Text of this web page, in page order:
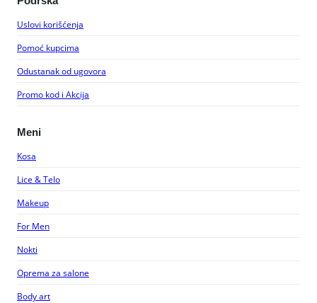
Uslovi korišćenja
Pomoć kupcima
Odustanak od ugovora
Promo kod i Akcija
Meni
Kosa
Lice & Telo
Makeup
For Men
Nokti
Oprema za salone
Body art